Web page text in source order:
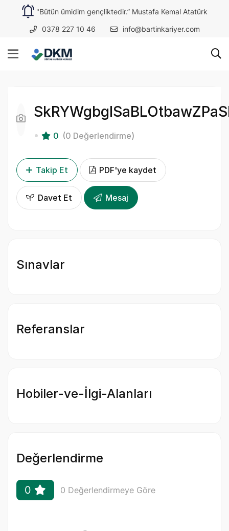
"Bütün ümidim gençliktedir.” Mustafa Kemal Atatürk
0378 227 10 46 info@bartinkariyer.com
0 (0 Değerlendirme)
Takip Et PDF'ye kaydet
Davet Et Mesaj
Sınavlar
Referanslar
Hobiler-ve-İlgi-Alanları
Değerlendirme
0 0 Değerlendirmeye Göre